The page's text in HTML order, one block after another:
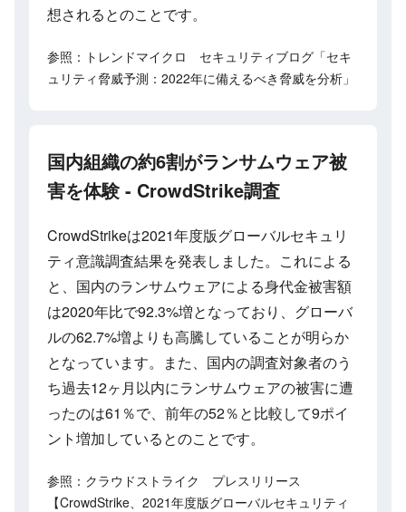
想されるとのことです。
参照：トレンドマイクロ セキュリティブログ「セキ
ュリティ脅威予測：2022年に備えるべき脅威を分析」
国内組織の約6割がランサムウェア被
害を体験 - CrowdStrike調査
CrowdStrikeは2021年度版グローバルセキュリ
ティ意識調査結果を発表しました。これによる
と、国内のランサムウェアによる身代金被害額
は2020年比で92.3%増となっており、グローバ
ルの62.7%増よりも高騰していることが明らか
となっています。また、国内の調査対象者のう
ち過去12ヶ月以内にランサムウェアの被害に遭
ったのは61％で、前年の52％と比較して9ポイ
ント増加しているとのことです。
参照：クラウドストライク プレスリリース
【CrowdStrike、2021年度版グローバルセキュリティ